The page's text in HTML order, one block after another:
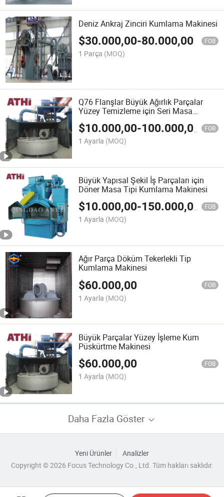
Deniz Ankraj Zinciri Kumlama Makinesi
$30.000,00-80.000,00 FOB
1 Parça (MOQ)
Q76 Flanşlar Büyük Ağırlık Parçalar
Yüzey Temizleme için Seri Masa
Tekerlekli Bogie Tipi Kumlama
Makinesi
$10.000,00-100.000,00 FOB
1 Ayarla (MOQ)
Büyük Yapısal Şekil İş Parçaları için
Döner Masa Tipi Kumlama Makinesi
$10.000,00-150.000,00 FOB
1 Ayarla (MOQ)
Ağır Parça Döküm Tekerlekli Tip
Kumlama Makinesi
$60.000,00 FOB
1 Ayarla (MOQ)
Büyük Parçalar Yüzey İşleme Kum
Püskürtme Makinesi
$60.000,00 FOB
1 Ayarla (MOQ)
Daha Fazla Göster
Yeni Ürünler
Analizler
Copyright © 2026 Focus Technology Co., Ltd. Tüm hakları saklıdır.